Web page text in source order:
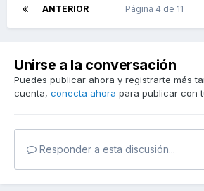
ANTERIOR Página 4 de 11
Unirse a la conversación
Puedes publicar ahora y registrarte más
cuenta, conecta ahora para publicar con
Responder a esta discusión...